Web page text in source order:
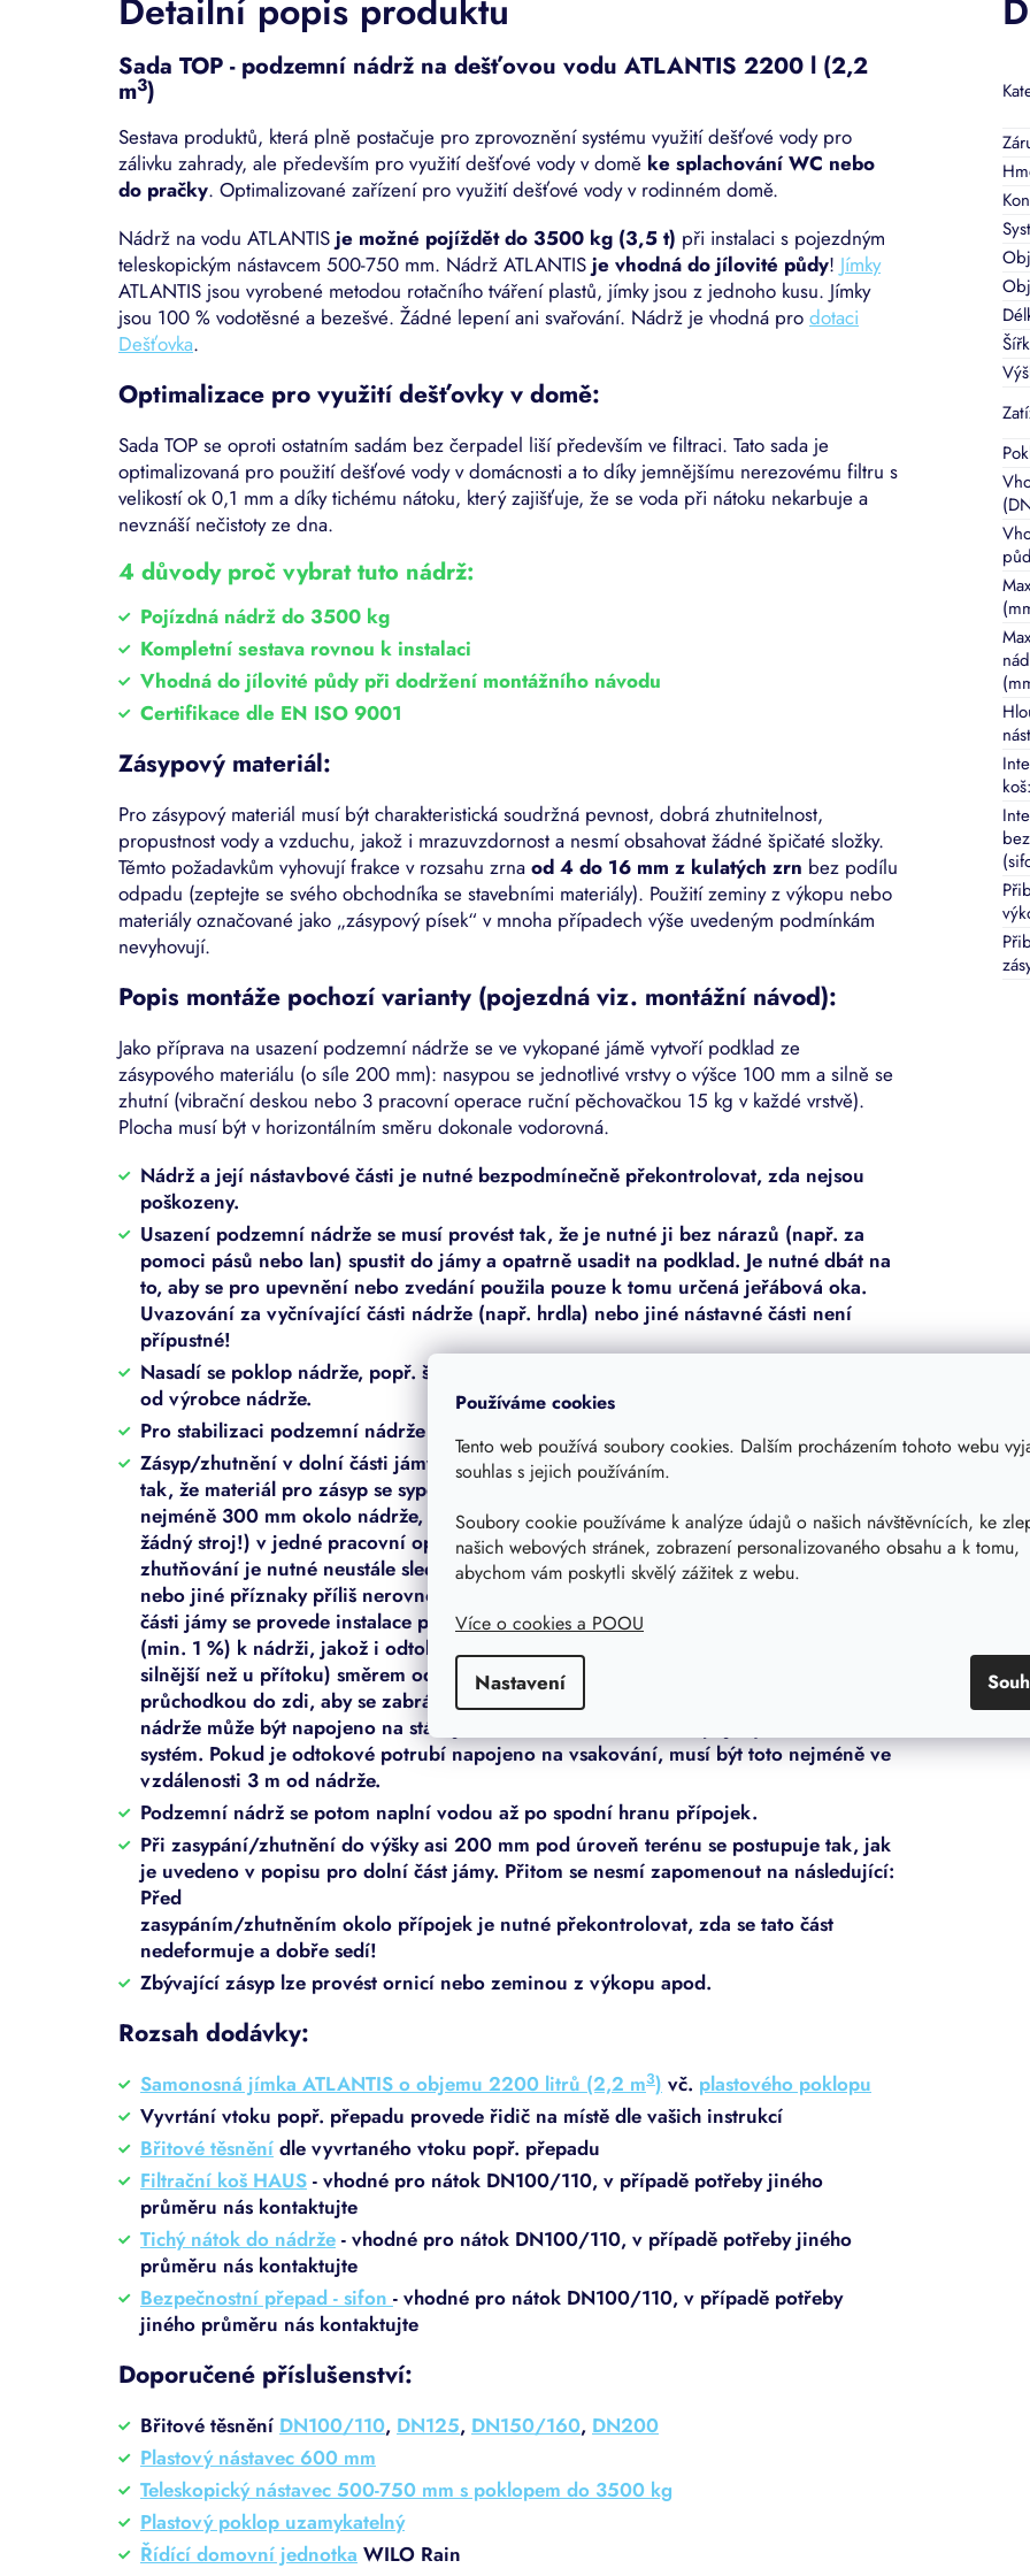
Používáme cookies
Tento web používá soubory cookies. Dalším procházením tohoto webu
souhlas s jejich používáním.
Soubory cookie používáme k analýze údajů o našich návštěvnících, ke
našich webových stránek, zobrazení personalizovaného obsahu a k tomu,
abychom vám poskytli skvělý zážitek z webu.
Více o cookies a POOU
Nastavení
Detailní popis produktu
Sada TOP - podzemní nádrž na dešťovou vodu ATLANTIS 2200 l (2,2
m3)
Sestava produktů, která plně postačuje pro zprovoznění systému využití dešťové vody pro
zálivku zahrady, ale především pro využití dešťové vody v domě ke splachování WC nebo
do pračky. Optimalizované zařízení pro využití dešťové vody v rodinném domě.
Nádrž na vodu ATLANTIS je možné pojíždět do 3500 kg (3,5 t) při instalaci s pojezdným
teleskopickým nástavcem 500-750 mm. Nádrž ATLANTIS je vhodná do jílovité půdy! Jímky
ATLANTIS jsou vyrobené metodou rotačního tváření plastů, jímky jsou z jednoho kusu. Jímky
jsou 100 % vodotěsné a bezešvé. Žádné lepení ani svařování. Nádrž je vhodná pro dotaci
Dešťovka.
Optimalizace pro využití dešťovky v domě:
Sada TOP se oproti ostatním sadám bez čerpadel liší především ve filtraci. Tato sada je
optimalizovaná pro použití dešťové vody v domácnosti a to díky jemnějšímu nerezovému filtru s
velikostí ok 0,1 mm a díky tichému nátoku, který zajišťuje, že se voda při nátoku nekarbuje a
nevznáší nečistoty ze dna.
4 důvody proč vybrat tuto nádrž:
Pojízdná nádrž do 3500 kg
Kompletní sestava rovnou k instalaci
Vhodná do jílovité půdy při dodržení montážního návodu
Certifikace dle EN ISO 9001
Zásypový materiál:
Pro zásypový materiál musí být charakteristická soudržná pevnost, dobrá zhutnitelnost,
propustnost vody a vzduchu, jakož i mrazuvzdornost a nesmí obsahovat žádné špičaté složky.
Těmto požadavkům vyhovují frakce v rozsahu zrna od 4 do 16 mm z kulatých zrn bez podílu
odpadu (zeptejte se svého obchodníka se stavebními materiály). Použití zeminy z výkopu nebo
materiály označované jako „zásypový písek“ v mnoha případech výše uvedeným podmínkám
nevyhovují.
Popis montáže pochozí varianty (pojezdná viz. montážní návod):
Jako příprava na usazení podzemní nádrže se ve vykopané jámě vytvoří podklad ze
zásypového materiálu (o síle 200 mm): nasypou se jednotlivé vrstvy o výšce 100 mm a silně se
zhutní (vibrační deskou nebo 3 pracovní operace ruční pěchovačkou 15 kg v každé vrstvě).
Plocha musí být v horizontálním směru dokonale vodorovná.
Nádrž a její nástavbové části je nutné bezpodmínečně překontrolovat, zda nejsou
poškozeny.
Usazení podzemní nádrže se musí provést tak, že je nutné ji bez nárazů (např. za
pomoci pásů nebo lan) spustit do jámy a opatrně usadit na podklad. Je nutné dbát na
to, aby se pro upevnění nebo zvedání použila pouze k tomu určená jeřábová oka.
Uvazování za vyčnívající části nádrže (např. hrdla) nebo jiné nástavné části není
přípustné!
Nasadí se poklop nádrže, popř. šachty a vyrovná se. Použít se smí pouze kryty šachet
od výrobce nádrže.
Pro stabilizaci podzemní nádrže je nutné ji naplnit asi do výše 50 cm vodou.
Zásyp/zhutnění v dolní části jámy (do poloviny výšky nádrže bez dómu) se provede
tak, že materiál pro zásyp se sype do jámy ve vrstvách po 100 mm, a to v šířce
nejméně 300 mm okolo nádrže, a zhutní se ručním pěchovadlem 15 kg (nepoužívat
žádný stroj!) v jedné pracovní operaci na každou vrstvu. Během zasypávání a
zhutňování je nutné neustále sledovat, zda nejsou na nádrži viditelné deformace
nebo jiné příznaky příliš nerovnoměrného zhutňování. Po zasypání/zhutnění dolní
části jámy se provede instalace přítokového potrubí a ochranné trubky se spádem
(min. 1 %) k nádrži, jakož i odtokové potrubí se spádem (min. 1 %, stejné nebo
silnější než u přítoku) směrem od nádrže. Ochranná trubka musí být nainstalována s
průchodkou do zdi, aby se zabránilo pronikání vody do sklepa. Odtokové potrubí
nádrže může být napojeno na stávající kanalizaci nebo za ní napojený vsakovací
systém. Pokud je odtokové potrubí napojeno na vsakování, musí být toto nejméně ve
vzdálenosti 3 m od nádrže.
Podzemní nádrž se potom naplní vodou až po spodní hranu přípojek.
Při zasypání/zhutnění do výšky asi 200 mm pod úroveň terénu se postupuje tak, jak
je uvedeno v popisu pro dolní část jámy. Přitom se nesmí zapomenout na následující:
Před
zasypáním/zhutněním okolo přípojek je nutné překontrolovat, zda se tato část
nedeformuje a dobře sedí!
Zbývající zásyp lze provést ornicí nebo zeminou z výkopu apod.
Rozsah dodávky:
Samonosná jímka ATLANTIS o objemu 2200 litrů (2,2 m3) vč. plastového poklopu
Vyvrtání vtoku popř. přepadu provede řidič na místě dle vašich instrukcí
Břitové těsnění dle vyvrtaného vtoku popř. přepadu
Filtrační koš HAUS - vhodné pro nátok DN100/110, v případě potřeby jiného
průměru nás kontaktujte
Tichý nátok do nádrže - vhodné pro nátok DN100/110, v případě potřeby jiného
průměru nás kontaktujte
Bezpečnostní přepad - sifon - vhodné pro nátok DN100/110, v případě potřeby
jiného průměru nás kontaktujte
Doporučené příslušenství:
Břitové těsnění DN100/110, DN125, DN150/160, DN200
Plastový nástavec 600 mm
Teleskopický nástavec 500-750 mm s poklopem do 3500 kg
Plastový poklop uzamykatelný
Řídící domovní jednotka WILO Rain
koš: